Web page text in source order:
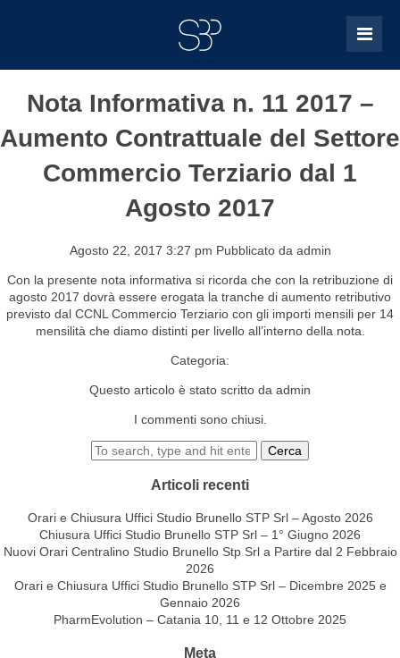
Nota Informativa n. 11 2017 –
Aumento Contrattuale del Settore
Commercio Terziario dal 1
Agosto 2017
Agosto 22, 2017 3:27 pm Pubblicato da admin
Con la presente nota informativa si ricorda che con la retribuzione di
agosto 2017 dovrà essere erogata la tranche di aumento retributivo
previsto dal CCNL Commercio Terziario con gli importi mensili per 14
mensilità che diamo distinti per livello all’interno della nota.
Categoria:
Questo articolo è stato scritto da admin
I commenti sono chiusi.
Cerca
Articoli recenti
Orari e Chiusura Uffici Studio Brunello STP Srl – Agosto 2026
Chiusura Uffici Studio Brunello STP Srl – 1° Giugno 2026
Nuovi Orari Centralino Studio Brunello Stp Srl a Partire dal 2 Febbraio
2026
Orari e Chiusura Uffici Studio Brunello STP Srl – Dicembre 2025 e
Gennaio 2026
PharmEvolution – Catania 10, 11 e 12 Ottobre 2025
Meta